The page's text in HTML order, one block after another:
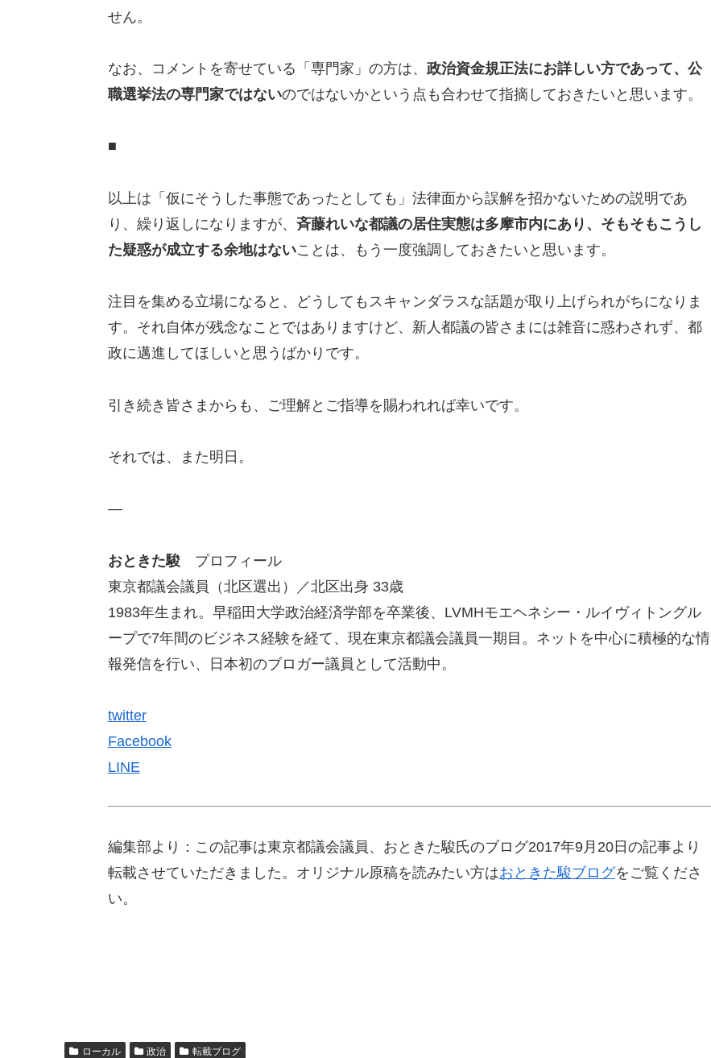
せん。
なお、コメントを寄せている「専門家」の方は、 政治資金規正法にお詳しい方であって、公
職選挙法の専門家ではないのではないかという点も合わせて指摘しておきたいと思います。
■
以上は「仮にそうした事態であったとしても」法律面から誤解を招かないための説明であ
り、繰り返しになりますが、斉藤れいな都議の居住実態は多摩市内にあり、そもそもこうし
た疑惑が成立する余地はないことは、もう一度強調しておきたいと思います。
注目を集める立場になると、どうしてもスキャンダラスな話題が取り上げられがちになりま
す。それ自体が残念なことではありますけど、新人都議の皆さまには雑音に惑わされず、都
政に邁進してほしいと思うばかりです。
引き続き皆さまからも、ご理解とご指導を賜われれば幸いです。
それでは、また明日。
―
おときた駿プロフィール
東京都議会議員（北区選出）／北区出身 33歳
1983年生まれ。早稲田大学政治経済学部を卒業後、LVMHモエヘネシー・ルイヴィトングル
ープで7年間のビジネス経験を経て、現在東京都議会議員一期目。ネットを中心に積極的な情
報発信を行い、日本初のブロガー議員として活動中。
twitter
Facebook
LINE
編集部より：この記事は東京都議会議員、おときた駿氏のブログ2017年9月20日の記事より
転載させていただきました。オリジナル原稿を読みたい方はおときた駿ブログをご覧くださ
い。
ローカル 政治 転載ブログ